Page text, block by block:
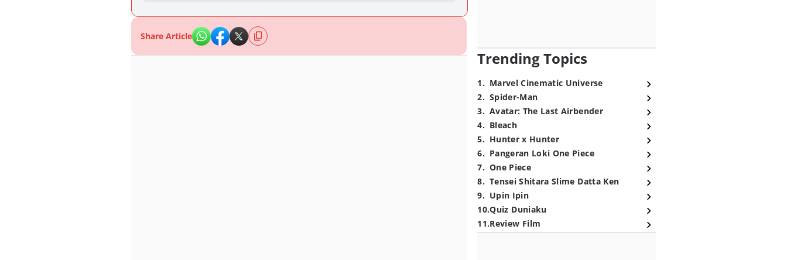
Share Article
Trending Topics
1. Marvel Cinematic Universe
2. Spider-Man
3. Avatar: The Last Airbender
4. Bleach
5. Hunter x Hunter
6. Pangeran Loki One Piece
7. One Piece
8. Tensei Shitara Slime Datta Ken
9. Upin Ipin
10.Quiz Duniaku
11.Review Film